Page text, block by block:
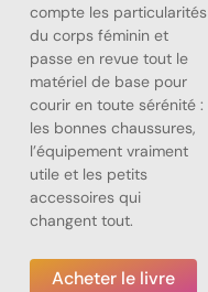
compte les particularités
du corps féminin et
passe en revue tout le
matériel de base pour
courir en toute sérénité :
les bonnes chaussures,
l’équipement vraiment
utile et les petits
accessoires qui
changent tout.
Acheter le livre